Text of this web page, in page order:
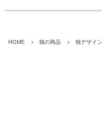
HOME 猫の商品 猫デザイ